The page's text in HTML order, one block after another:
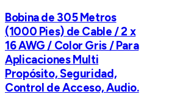
Bobina de 305 Metros
(1000 Pies) de Cable / 2 x
16 AWG / Color Gris / Para
Aplicaciones Multi
Propósito, Seguridad,
Control de Acceso, Audio.